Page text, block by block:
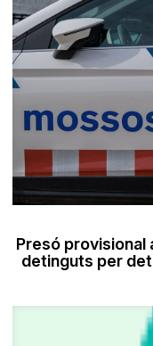
Presó provisional
detinguts per